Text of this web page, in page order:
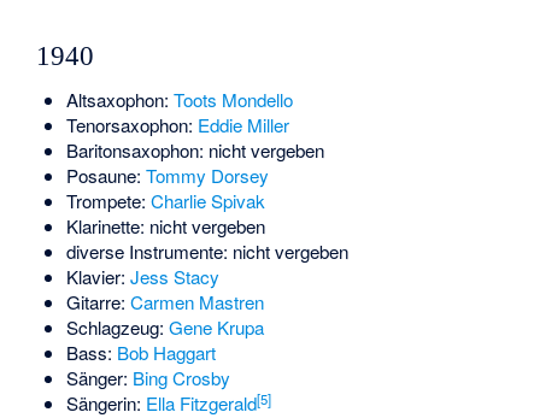
1940
Altsaxophon: Toots Mondello
Tenorsaxophon: Eddie Miller
Baritonsaxophon: nicht vergeben
Posaune: Tommy Dorsey
Trompete: Charlie Spivak
Klarinette: nicht vergeben
diverse Instrumente: nicht vergeben
Klavier: Jess Stacy
Gitarre: Carmen Mastren
Schlagzeug: Gene Krupa
Bass: Bob Haggart
Sänger: Bing Crosby
Sängerin: Ella Fitzgerald[5]